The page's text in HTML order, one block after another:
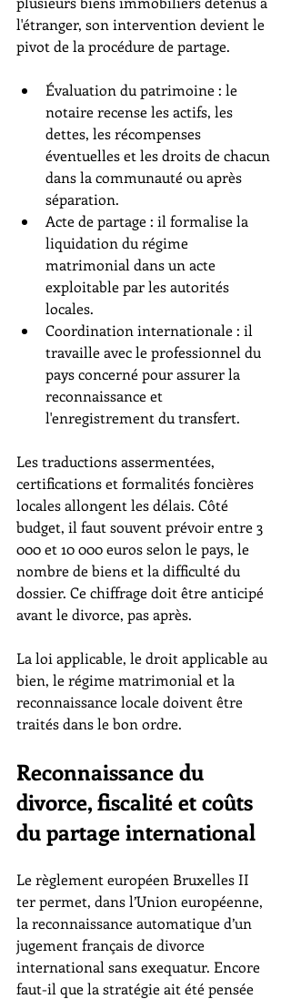
l'étranger, son intervention devient le
pivot de la procédure de partage.
Évaluation du patrimoine : le
notaire recense les actifs, les
dettes, les récompenses
éventuelles et les droits de chacun
dans la communauté ou après
séparation.
Acte de partage : il formalise la
liquidation du régime
matrimonial dans un acte
exploitable par les autorités
locales.
Coordination internationale : il
travaille avec le professionnel du
pays concerné pour assurer la
reconnaissance et
l'enregistrement du transfert.
Les traductions assermentées,
certifications et formalités foncières
locales allongent les délais. Côté
budget, il faut souvent prévoir entre 3
000 et 10 000 euros selon le pays, le
nombre de biens et la difficulté du
dossier. Ce chiffrage doit être anticipé
avant le divorce, pas après.
La loi applicable, le droit applicable au
bien, le régime matrimonial et la
reconnaissance locale doivent être
traités dans le bon ordre.
Reconnaissance du
divorce, fiscalité et coûts
du partage international
Le règlement européen Bruxelles II
ter permet, dans l’Union européenne,
la reconnaissance automatique d’un
jugement français de divorce
international sans exequatur. Encore
faut-il que la stratégie ait été pensée